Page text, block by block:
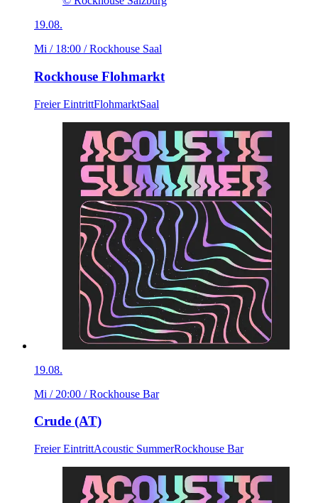
19.08.
Mi / 18:00 / Rockhouse Saal
Rockhouse Flohmarkt
Freier EintrittFlohmarktSaal
19.08.
Mi / 20:00 / Rockhouse Bar
Crude (AT)
Freier EintrittAcoustic SummerRockhouse Bar